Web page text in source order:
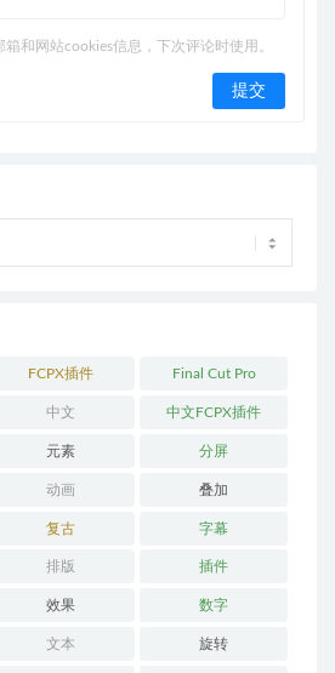
和网站cookies信息，下次评论时使用。
FCPX插件 Final Cut Pro
中文 中文FCPX插件
元素 分屏
动画 叠加
复古 字幕
排版 插件
效果 数字
文本 旋转